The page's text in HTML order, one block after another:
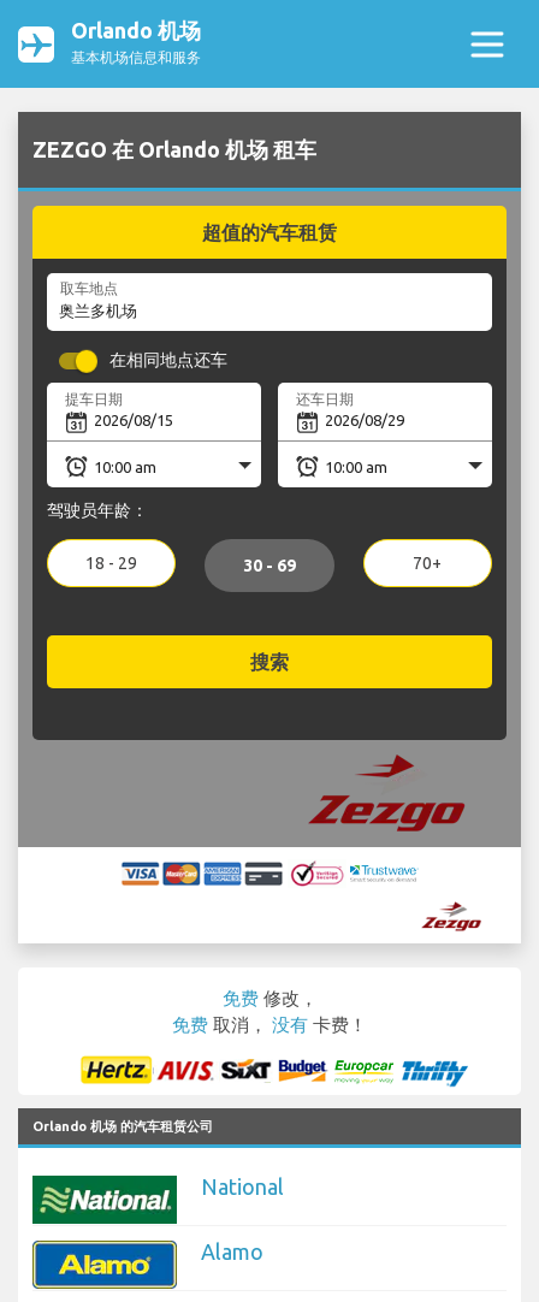
Orlando 机场
基本机场信息和服务
ZEZGO 在 Orlando 机场 租车
超值的汽车租赁
取车地点
在相同地点还车
提车日期 还车日期
驾驶员年龄：
18 - 29 30 - 69 70+
搜索
免费 修改，
免费 取消， 没有 卡费！
Orlando 机场 的汽车租赁公司
National
Alamo